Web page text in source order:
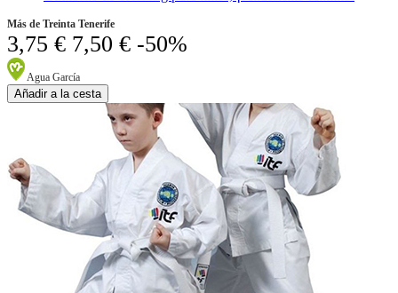
Más de Treinta Tenerife
3,75 € 7,50 € -50%
Agua García
Añadir a la cesta